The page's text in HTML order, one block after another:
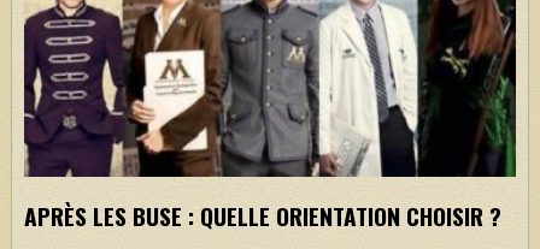
LA SÉRIE HARRY POTTER (REBOOT)
HARRY POTTER : LIVRES
BIOPICS DE HARRY POTTER
LES ANIMAUX FANTASTIQUES
J. K. ROWLING
ARTISANAT MOLDU
APRÈS LES BUSE : QUELLE ORIENTATION CHOISIR ?